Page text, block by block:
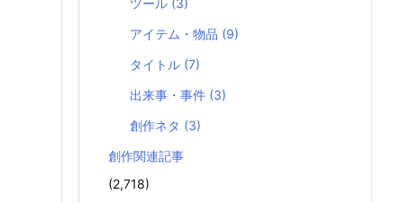
ツール (3)
アイテム・物品 (9)
タイトル (7)
出来事・事件 (3)
創作ネタ (3)
創作関連記事
(2,718)